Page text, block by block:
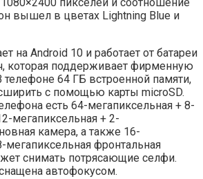
вышел в цветах Lightning Blue и
на Android 10 и работает от батареи
которая поддерживает фирменную
64 ГБ встроенной памяти,
с помощью карты microSD.
есть 64-мегапиксельная + 8-
мегапиксельная + 2-
камера, а также 16-
мегапиксельная фронтальная
снимать потрясающие селфи.
автофокусом.